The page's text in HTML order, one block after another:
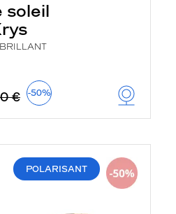
soleil
€ -50%
POLARISANT